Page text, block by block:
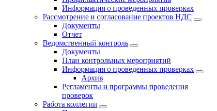
Информация о проведенных проверках
Рассмотрение и согласование проектов НДС
Документы
Отчет
Ведомственный контроль
Документы
План контрольных мероприятий
Информация о проведенных проверках
Архив
Регламенты и программы проведения
проверок
Работа коллегии